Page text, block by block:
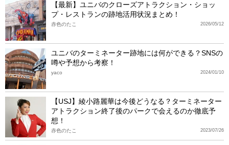
【最新】ユニバのクローズアトラクション・ショッ
プ・レストランの跡地活用状況まとめ！
2026/05/12
赤色のたこ
ユニバのターミネーター跡地には何ができる？SNSの
噂や予想から考察！
2024/01/10
yaco
【USJ】綾小路麗華は今後どうなる？ターミネーター
アトラクション終了後のパークで会えるのか徹底予
想！
2023/07/26
赤色のたこ